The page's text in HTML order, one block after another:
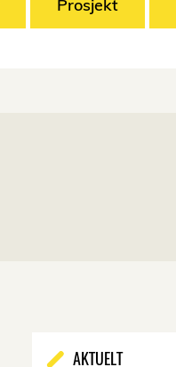
Prosjekt
AKTUELT